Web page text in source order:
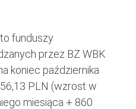
funduszy
przez BZ WBK
koniec października
PLN (wzrost w
miesiąca + 860